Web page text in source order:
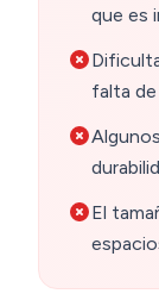
que es
falta de
El